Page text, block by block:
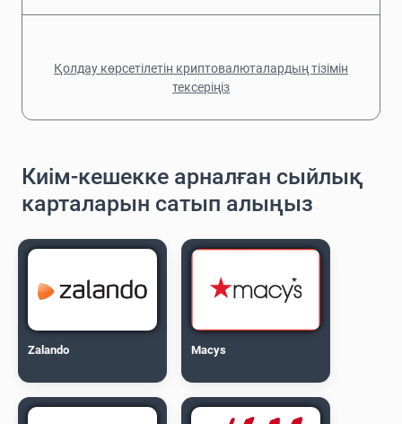
Қолдау көрсетілетін криптовалюталардың тізімін
тексеріңіз
Киім-кешекке арналған сыйлық
карталарын сатып алыңыз
Zalando Macys